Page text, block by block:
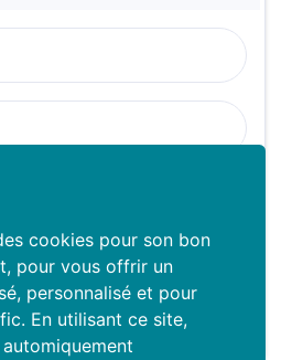
cookies pour son bon
pour vous offrir un
personnalisé et pour
En utilisant ce site,
CONNECTER
passe oublié ?